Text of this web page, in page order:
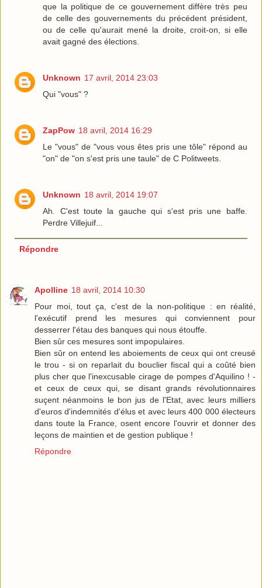
que la politique de ce gouvernement diffère très peu
de celle des gouvernements du précédent président,
ou de celle qu'aurait mené la droite, croit-on, si elle
avait gagné des élections.
Unknown 17 avril, 2014 23:03
Qui "vous" ?
ZapPow 18 avril, 2014 16:29
Le "vous" de "vous vous êtes pris une tôle" répond au
"on" de "on s'est pris une taule" de C Politweets.
Unknown 18 avril, 2014 19:07
Ah. C'est toute la gauche qui s'est pris une baffe.
Perdre Villejuif...
Répondre
Apolline 18 avril, 2014 10:30
Pour moi, tout ça, c'est de la non-politique : en réalité,
l'exécutif prend les mesures qui conviennent pour
desserrer l'étau des banques qui nous étouffe.
Bien sûr ces mesures sont impopulaires.
Bien sûr on entend les aboiements de ceux qui ont creusé
le trou - si on reparlait du bouclier fiscal qui a coûté bien
plus cher que l'inexcusable cirage de pompes d'Aquilino ! -
et ceux de ceux qui, se disant grands révolutionnaires
suçent néanmoins le bon jus de l'Etat, avec leurs milliers
d'euros d'indemnités d'élus et avec leurs 400 000 électeurs
dans toute la France, osent encore l'ouvrir et donner des
leçons de maintien et de gestion publique !
Répondre